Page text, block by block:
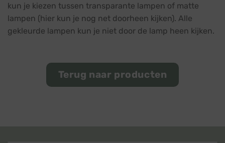
kun je kiezen tussen transparante lampen of matte
lampen (hier kun je nog net doorheen kijken). Alle
gekleurde lampen kun je niet door de lamp heen kijken.
Terug naar producten